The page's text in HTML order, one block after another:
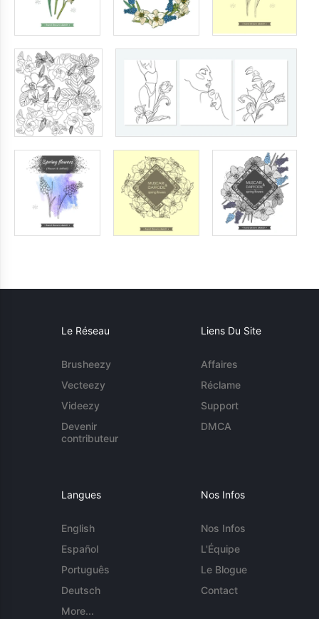
Le Réseau
Brusheezy
Vecteezy
Videezy
Devenir
contributeur
Liens Du Site
Affaires
Réclame
Support
DMCA
Langues
English
Español
Português
Deutsch
More...
Nos Infos
Nos Infos
L'Équipe
Le Blogue
Contact